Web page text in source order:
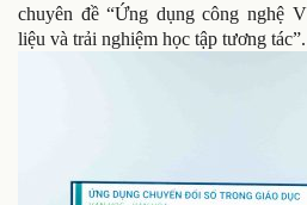
chuyên đề “Ứng dụng công nghệ
liệu và trải nghiệm học tập tương tác”.